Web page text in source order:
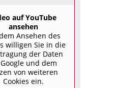
auf YouTube
ansehen
Ansehen des
willigen Sie in die
der Daten
und dem
von weiteren
Cookies ein.